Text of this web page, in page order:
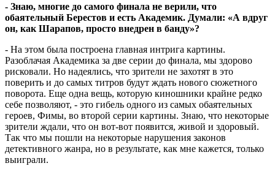
- Знаю, многие до самого финала не верили, что
обаятельный Берестов и есть Академик. Думали: «А вдруг
он, как Шарапов, просто внедрен в банду»?
- На этом была построена главная интрига картины.
Разоблачая Академика за две серии до финала, мы здорово
рисковали. Но надеялись, что зрители не захотят в это
поверить и до самых титров будут ждать нового сюжетного
поворота. Еще одна вещь, которую киношники крайне редко
себе позволяют, - это гибель одного из самых обаятельных
героев, Фимы, во второй серии картины. Знаю, что некоторые
зрители ждали, что он вот-вот появится, живой и здоровый.
Так что мы пошли на некоторые нарушения законов
детективного жанра, но в результате, как мне кажется, только
выиграли.